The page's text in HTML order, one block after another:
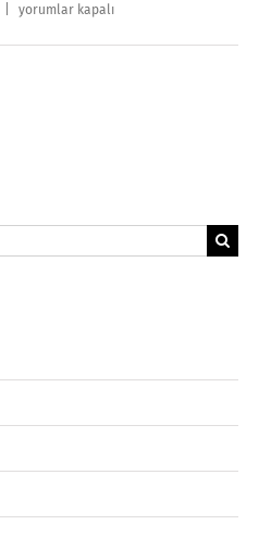
Boyun
için
yorumlar kapalı